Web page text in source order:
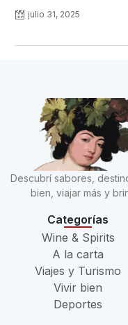
julio 31, 2025
Descubrí sabores,
bien, viajar más y
Categorías
Wine & Spirits
A la carta
Viajes y Turismo
Vivir bien
Deportes